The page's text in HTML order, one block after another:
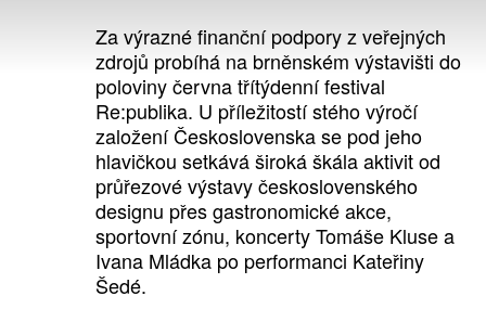
Za výrazné finanční podpory z veřejných
zdrojů probíhá na brněnském výstavišti do
poloviny června třítýdenní festival
Re:publika. U příležitostí stého výročí
založení Československa se pod jeho
hlavičkou setkává široká škála aktivit od
průřezové výstavy československého
designu přes gastronomické akce,
sportovní zónu, koncerty Tomáše Kluse a
Ivana Mládka po performanci Kateřiny
Šedé.